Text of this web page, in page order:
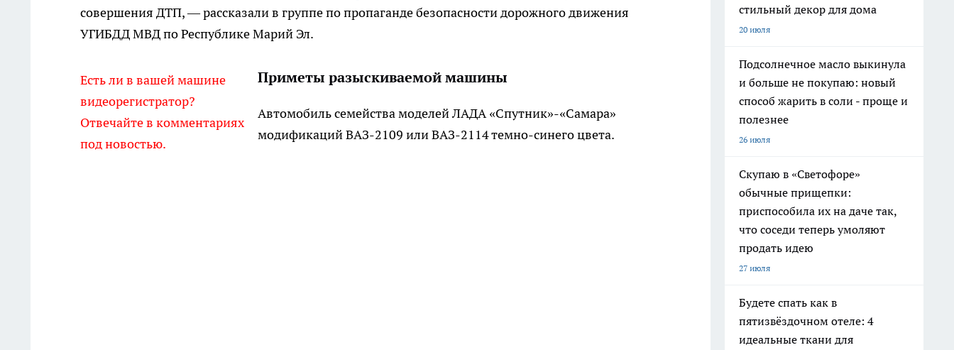
совершения ДТП, — рассказали в группе по пропаганде безопасности дорожного движения
УГИБДД МВД по Республике Марий Эл.
Есть ли в вашей машине
видеорегистратор?
Отвечайте в комментариях
под новостью.
Приметы разыскиваемой машины
Автомобиль семейства моделей ЛАДА «Спутник»-«Самара»
модификаций ВАЗ-2109 или ВАЗ-2114 темно-синего цвета.
стильный декор для дома
20 июля
Подсолнечное масло выкинула
и больше не покупаю: новый
способ жарить в соли - проще и
полезнее
26 июля
Скупаю в «Светофоре»
обычные прищепки:
приспособила их на даче так,
что соседи теперь умоляют
продать идею
27 июля
Будете спать как в
пятизвёздочном отеле: 4
идеальные ткани для